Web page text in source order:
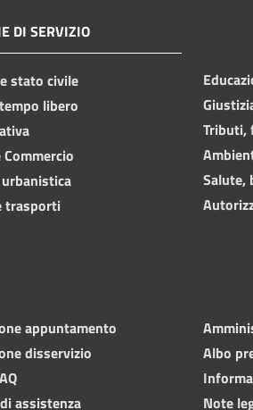
DI SERVIZIO
stato civile
libero
trasporti
Tributi,
Salute,
appuntamento
disservizio
assistenza
Albo
Note